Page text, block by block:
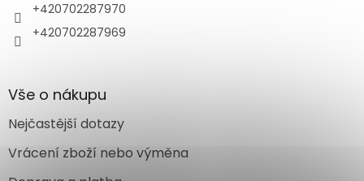
+420702287970
+420702287969
Vše o nákupu
Nejčastější dotazy
Vrácení zboží nebo výměna